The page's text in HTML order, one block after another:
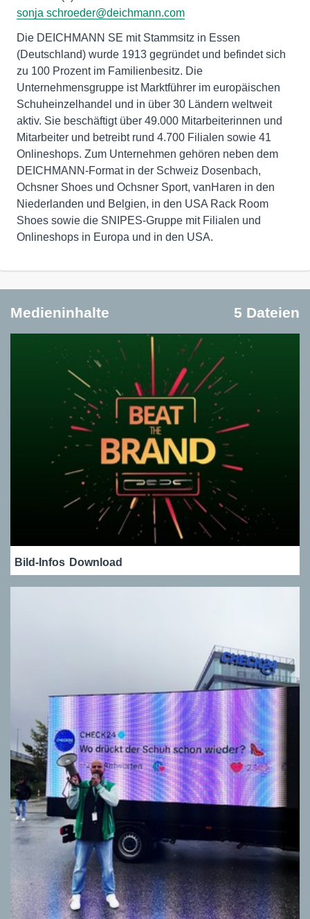
sonja schroeder@deichmann.com
Die DEICHMANN SE mit Stammsitz in Essen
(Deutschland) wurde 1913 gegründet und befindet sich
zu 100 Prozent im Familienbesitz. Die
Unternehmensgruppe ist Marktführer im europäischen
Schuheinzelhandel und in über 30 Ländern weltweit
aktiv. Sie beschäftigt über 49.000 Mitarbeiterinnen und
Mitarbeiter und betreibt rund 4.700 Filialen sowie 41
Onlineshops. Zum Unternehmen gehören neben dem
DEICHMANN-Format in der Schweiz Dosenbach,
Ochsner Shoes und Ochsner Sport, vanHaren in den
Niederlanden und Belgien, in den USA Rack Room
Shoes sowie die SNIPES-Gruppe mit Filialen und
Onlineshops in Europa und in den USA.
Medieninhalte 5 Dateien
Bild-Infos Download